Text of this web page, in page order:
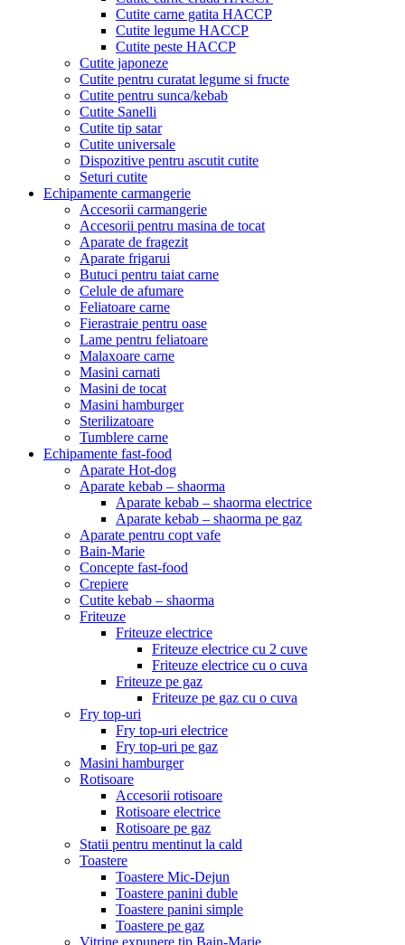
Cutite carne gatita HACCP
Cutite legume HACCP
Cutite peste HACCP
Cutite japoneze
Cutite pentru curatat legume si fructe
Cutite pentru sunca/kebab
Cutite Sanelli
Cutite tip satar
Cutite universale
Dispozitive pentru ascutit cutite
Seturi cutite
Echipamente carmangerie
Accesorii carmangerie
Accesorii pentru masina de tocat
Aparate de fragezit
Aparate frigarui
Butuci pentru taiat carne
Celule de afumare
Feliatoare carne
Fierastraie pentru oase
Lame pentru feliatoare
Malaxoare carne
Masini carnati
Masini de tocat
Masini hamburger
Sterilizatoare
Tumblere carne
Echipamente fast-food
Aparate Hot-dog
Aparate kebab – shaorma
Aparate kebab – shaorma electrice
Aparate kebab – shaorma pe gaz
Aparate pentru copt vafe
Bain-Marie
Concepte fast-food
Crepiere
Cutite kebab – shaorma
Friteuze
Friteuze electrice
Friteuze electrice cu 2 cuve
Friteuze electrice cu o cuva
Friteuze pe gaz
Friteuze pe gaz cu o cuva
Fry top-uri
Fry top-uri electrice
Fry top-uri pe gaz
Masini hamburger
Rotisoare
Accesorii rotisoare
Rotisoare electrice
Rotisoare pe gaz
Statii pentru mentinut la cald
Toastere
Toastere Mic-Dejun
Toastere panini duble
Toastere panini simple
Toastere pe gaz
Vitrine expunere tip Bain-Marie